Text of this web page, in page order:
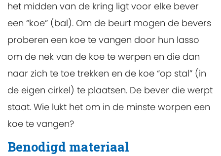
het midden van de kring ligt voor elke bever
een “koe” (bal). Om de beurt mogen de bevers
proberen een koe te vangen door hun lasso
om de nek van de koe te werpen en die dan
naar zich te toe trekken en de koe “op stal” (in
de eigen cirkel) te plaatsen. De bever die werpt
staat. Wie lukt het om in de minste worpen een
koe te vangen?
Benodigd materiaal